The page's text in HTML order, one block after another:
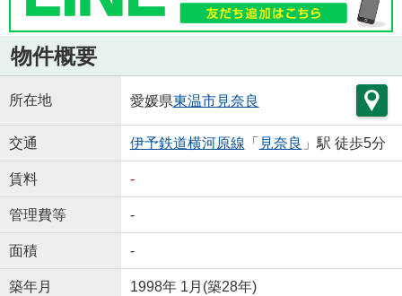
物件概要
所在地 愛媛県東温市見奈良
交通 伊予鉄道横河原線 「 見奈良 」駅 徒歩5分
賃料 -
管理費等 -
面積 -
築年月 1998年 1月(築28年)